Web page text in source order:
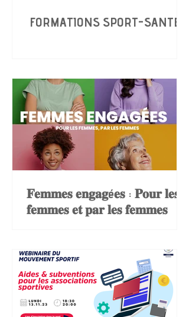
FORMATIONS SPORT-SANTÉ
𝐅𝐞𝐦𝐦𝐞𝐬 𝐞𝐧𝐠𝐚𝐠é𝐞𝐬 : 𝐏𝐨𝐮𝐫 𝐥𝐞𝐬
𝐟𝐞𝐦𝐦𝐞𝐬 𝐞𝐭 𝐩𝐚𝐫 𝐥𝐞𝐬 𝐟𝐞𝐦𝐦𝐞𝐬